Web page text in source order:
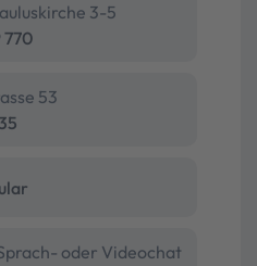
3-5
770
53
oder Videochat